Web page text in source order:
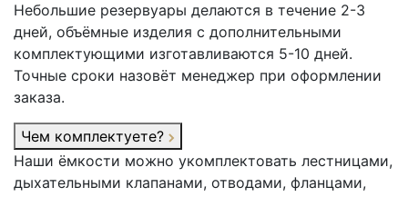
Небольшие резервуары делаются в течение 2-3
дней, объёмные изделия с дополнительными
комплектующими изготавливаются 5-10 дней.
Точные сроки назовёт менеджер при оформлении
заказа.
Чем комплектуете?
Наши ёмкости можно укомплектовать лестницами,
дыхательными клапанами, отводами, фланцами,